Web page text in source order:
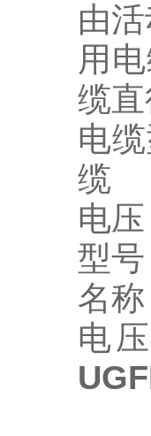
由
用
缆
电
缆
电
名
电